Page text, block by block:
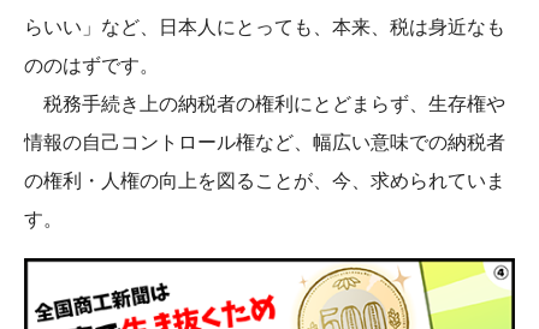
らいい」など、日本人にとっても、本来、税は身近なも
ののはずです。
税務手続き上の納税者の権利にとどまらず、生存権や
情報の自己コントロール権など、幅広い意味での納税者
の権利・人権の向上を図ることが、今、求められていま
す。